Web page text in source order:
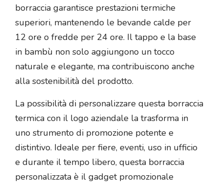
borraccia garantisce prestazioni termiche
superiori, mantenendo le bevande calde per
12 ore o fredde per 24 ore. Il tappo e la base
in bambù non solo aggiungono un tocco
naturale e elegante, ma contribuiscono anche
alla sostenibilità del prodotto.
La possibilità di personalizzare questa borraccia
termica con il logo aziendale la trasforma in
uno strumento di promozione potente e
distintivo. Ideale per fiere, eventi, uso in ufficio
e durante il tempo libero, questa borraccia
personalizzata è il gadget promozionale